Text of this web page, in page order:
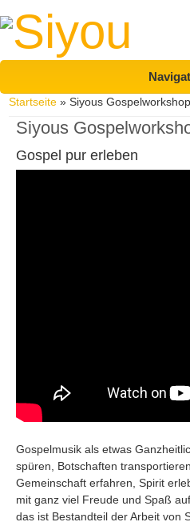
Sie sind hier
Startseite » Siyous Gospelworkshop
Siyous
Gospel pur erleben
Gospelmusik als etwas
spüren, Botschaften
Gemeinschaft erfahren, Spirit
mit ganz viel Freude und Spaß
das ist Bestandteil der Arbeit von